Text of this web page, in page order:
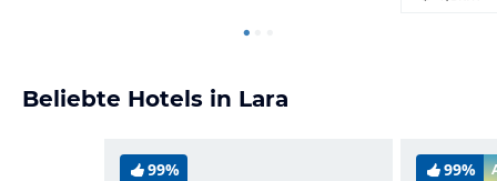
Beliebte Hotels in Lara
99% 99%